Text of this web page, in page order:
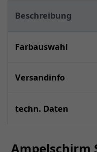
Beschreibung
Farbauswahl
Versandinfo
techn. Daten
Ampelschirm